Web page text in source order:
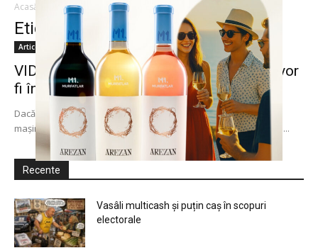
Acasă Etichete Conduc singure
Etichetă: conduc singure
Articole
VIDEO. Maşinile care se conduc singure vor
fi în curând pe...
Dacă avioanele zboară pe pilot automat, de ce să nu circule şi
maşinile la fel pe şosele? Mai avem însă până când vom vedea...
Recente
Vasâli multicash și puțin caș în scopuri
electorale